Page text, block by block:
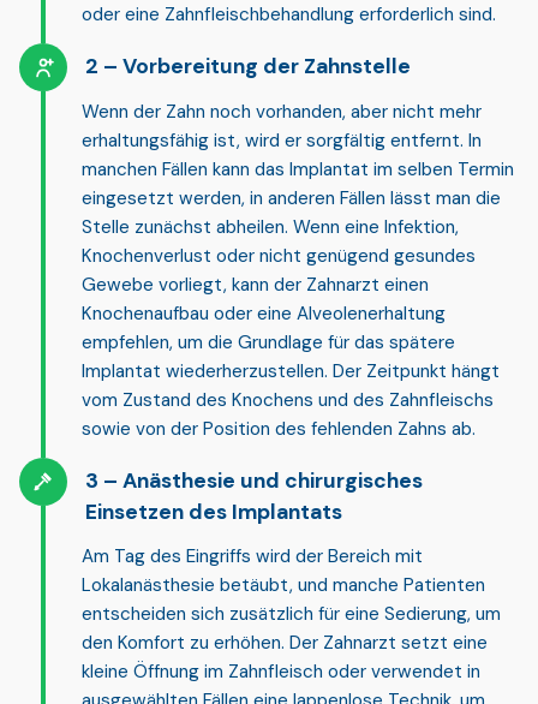
oder eine Zahnfleischbehandlung erforderlich sind.
Vorbereitung der Zahnstelle
Wenn der Zahn noch vorhanden, aber nicht mehr
erhaltungsfähig ist, wird er sorgfältig entfernt. In
manchen Fällen kann das Implantat im selben Termin
eingesetzt werden, in anderen Fällen lässt man die
Stelle zunächst abheilen. Wenn eine Infektion,
Knochenverlust oder nicht genügend gesundes
Gewebe vorliegt, kann der Zahnarzt einen
Knochenaufbau oder eine Alveolenerhaltung
empfehlen, um die Grundlage für das spätere
Implantat wiederherzustellen. Der Zeitpunkt hängt
vom Zustand des Knochens und des Zahnfleischs
sowie von der Position des fehlenden Zahns ab.
Anästhesie und chirurgisches
Einsetzen des Implantats
Am Tag des Eingriffs wird der Bereich mit
Lokalanästhesie betäubt, und manche Patienten
entscheiden sich zusätzlich für eine Sedierung, um
den Komfort zu erhöhen. Der Zahnarzt setzt eine
kleine Öffnung im Zahnfleisch oder verwendet in